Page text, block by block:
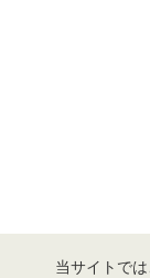
当サイトで